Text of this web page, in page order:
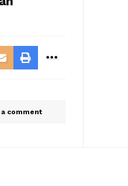
a comment